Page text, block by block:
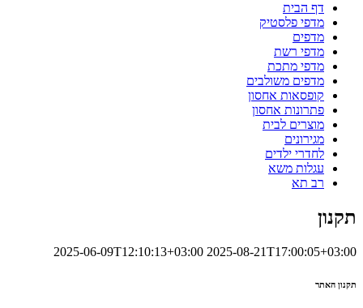
דף הבית
מדפי פלסטיק
מדפים
מדפי רשת
מדפי מתכת
מדפים משולבים
קופסאות אחסון
פתרונות אחסון
מוצרים לבית
מגירונים
לחדרי ילדים
עגלות משא
רב תא
תקנון
2025-06-09T12:10:13+03:00 2025-08-21T17:00:05+03:00
תקנון האתר